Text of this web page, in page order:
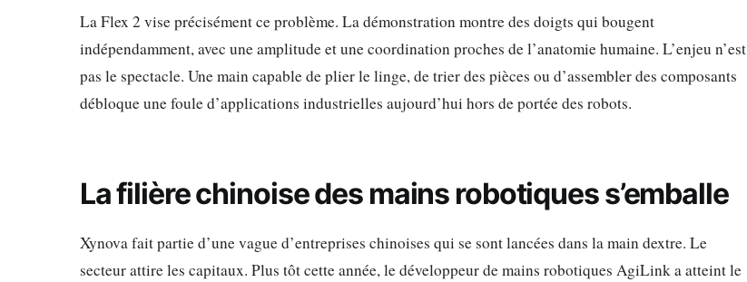
La Flex 2 vise précisément ce problème. La démonstration montre des doigts qui bougent
indépendamment, avec une amplitude et une coordination proches de l’anatomie humaine. L’enjeu n’est
pas le spectacle. Une main capable de plier le linge, de trier des pièces ou d’assembler des composants
débloque une foule d’applications industrielles aujourd’hui hors de portée des robots.
La filière chinoise des mains robotiques s’emballe
Xynova fait partie d’une vague d’entreprises chinoises qui se sont lancées dans la main dextre. Le
secteur attire les capitaux. Plus tôt cette année, le développeur de mains robotiques AgiLink a atteint le